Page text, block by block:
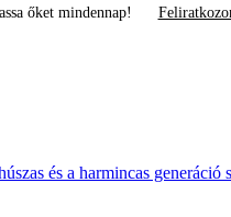
őket mindennap!
és a harmincas generáció